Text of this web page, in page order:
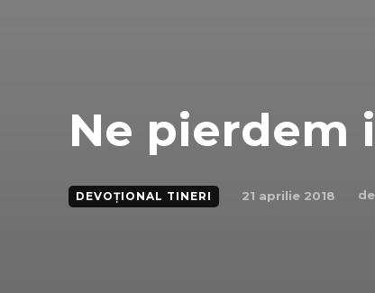
Ne pierdem
DEVOȚIONAL TINERI 21 aprilie 2018